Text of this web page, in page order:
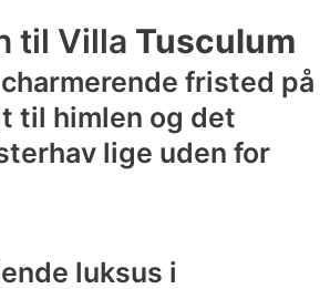
til Villa Tusculum
fristed på
til himlen og det
lige uden for
luksus i